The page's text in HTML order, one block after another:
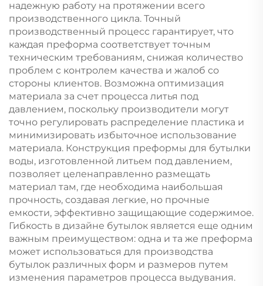
надежную работу на протяжении всего
производственного цикла. Точный
производственный процесс гарантирует, что
каждая преформа соответствует точным
техническим требованиям, снижая количество
проблем с контролем качества и жалоб со
стороны клиентов. Возможна оптимизация
материала за счет процесса литья под
давлением, поскольку производители могут
точно регулировать распределение пластика и
минимизировать избыточное использование
материала. Конструкция преформы для бутылки
воды, изготовленной литьем под давлением,
позволяет целенаправленно размещать
материал там, где необходима наибольшая
прочность, создавая легкие, но прочные
емкости, эффективно защищающие содержимое.
Гибкость в дизайне бутылок является еще одним
важным преимуществом: одна и та же преформа
может использоваться для производства
бутылок различных форм и размеров путем
изменения параметров процесса выдувания.